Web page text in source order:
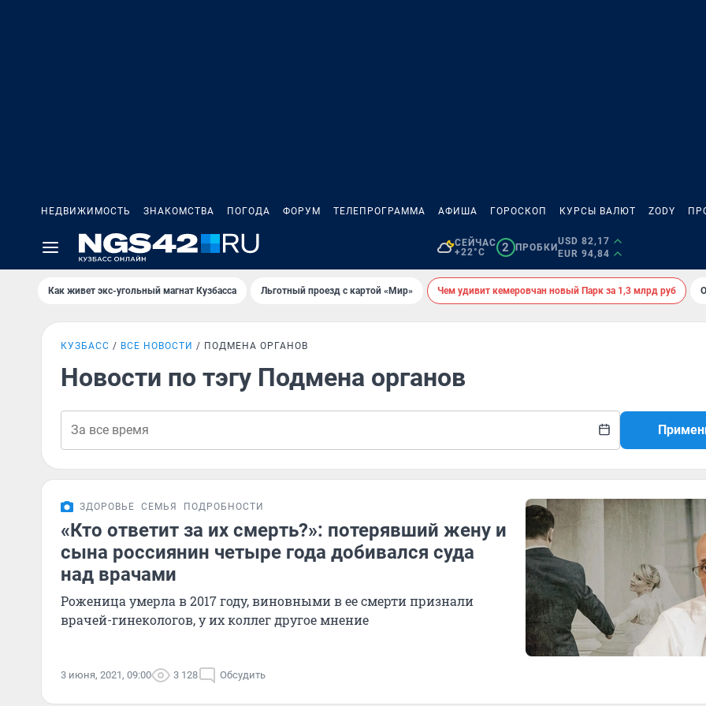
НЕДВИЖИМОСТЬ ЗНАКОМСТВА ПОГОДА ФОРУМ ТЕЛЕПРОГРАММА АФИША ГОРОСКОП КУРСЫ ВАЛЮТ ZODY
СЕЙЧАС
+22°C
2 ПРОБКИ
USD 82,17
EUR 94,84
Как живет экс-угольный магнат Кузбасса Льготный проезд с картой «Мир» Чем удивит кемеровчан новый Парк за 1,3 млрд руб
КУЗБАСС ВСЕ НОВОСТИ ПОДМЕНА ОРГАНОВ
Новости по тэгу Подмена органов
ЗДОРОВЬЕ СЕМЬЯ ПОДРОБНОСТИ
«Кто ответит за их смерть?»: потерявший жену и
сына россиянин четыре года добивался суда
над врачами
Роженица умерла в 2017 году, виновными в ее смерти признали
врачей-гинекологов, у их коллег другое мнение
3 июня, 2021, 09:00 3 128 Обсудить